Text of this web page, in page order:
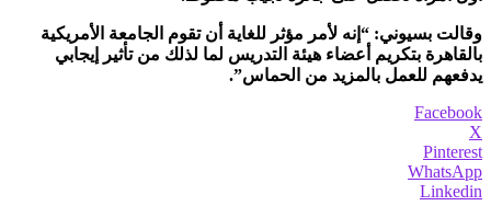
وقالت بسيوني: “إنه لأمر مؤثر للغاية أن تقوم الجامعة الأمريكية
بالقاهرة بتكريم أعضاء هيئة التدريس لما لذلك من تأثير إيجابي
يدفعهم للعمل بالمزيد من الحماس”.
Facebook
X
Pinterest
WhatsApp
Linkedin